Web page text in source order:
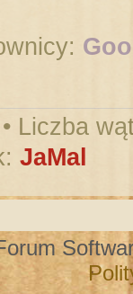
• Liczba
JaMal